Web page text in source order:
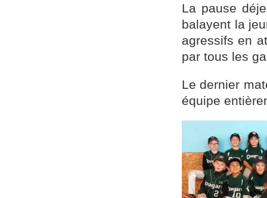
La pause
balayent la
agressifs en
par tous les
Le dernier
équipe